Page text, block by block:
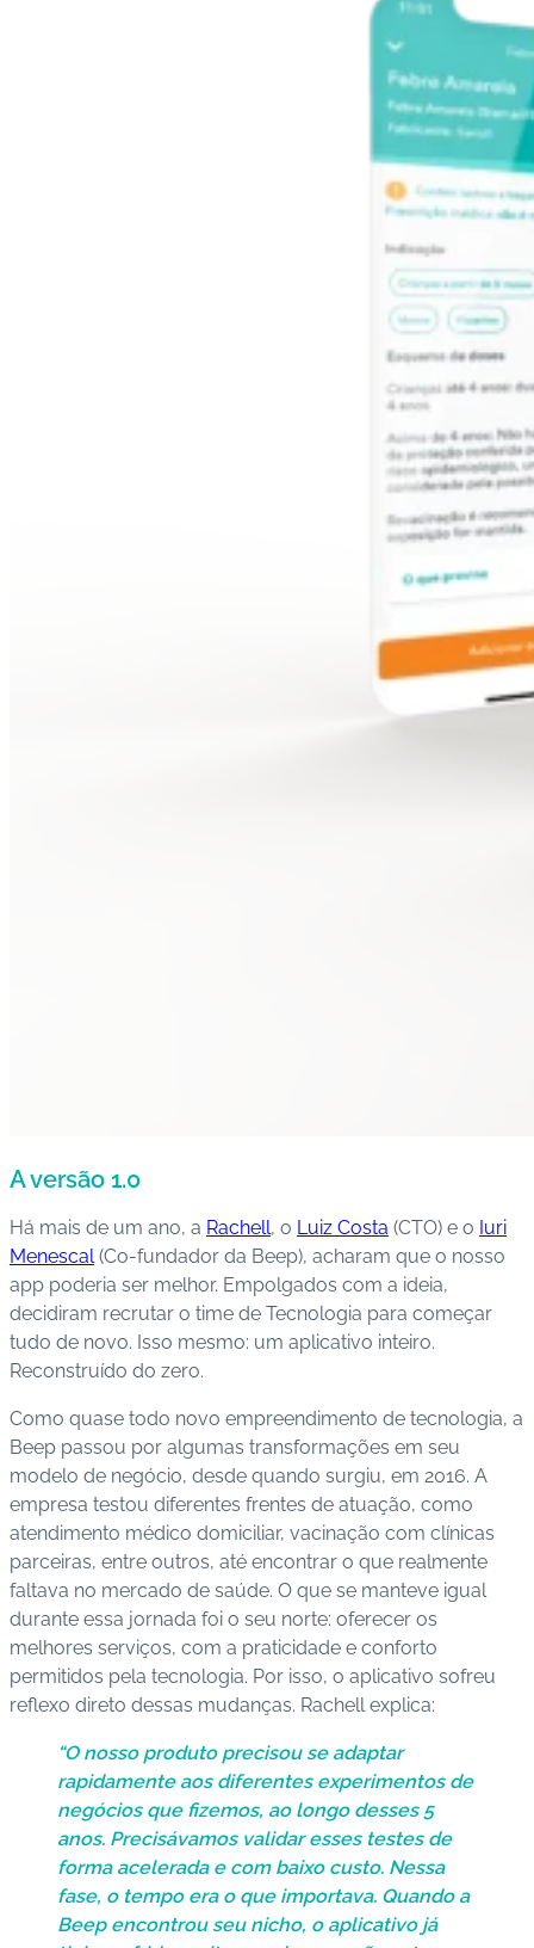
A versão 1.0
Há mais de um ano, a Rachell, o Luiz Costa (CTO) e o Iuri
Menescal (Co-fundador da Beep), acharam que o nosso
app poderia ser melhor. Empolgados com a ideia,
decidiram recrutar o time de Tecnologia para começar
tudo de novo. Isso mesmo: um aplicativo inteiro.
Reconstruído do zero.
Como quase todo novo empreendimento de tecnologia, a
Beep passou por algumas transformações em seu
modelo de negócio, desde quando surgiu, em 2016. A
empresa testou diferentes frentes de atuação, como
atendimento médico domiciliar, vacinação com clínicas
parceiras, entre outros, até encontrar o que realmente
faltava no mercado de saúde. O que se manteve igual
durante essa jornada foi o seu norte: oferecer os
melhores serviços, com a praticidade e conforto
permitidos pela tecnologia. Por isso, o aplicativo sofreu
reflexo direto dessas mudanças. Rachell explica:
“O nosso produto precisou se adaptar
rapidamente aos diferentes experimentos de
negócios que fizemos, ao longo desses 5
anos. Precisávamos validar esses testes de
forma acelerada e com baixo custo. Nessa
fase, o tempo era o que importava. Quando a
Beep encontrou seu nicho, o aplicativo já